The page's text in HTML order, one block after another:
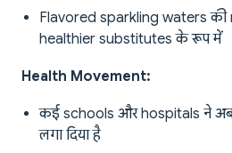
Flavored sparkling waters
healthier substitutes के रूप में
Health Movement:
कई schools और hospitals ने
लगा दिया है